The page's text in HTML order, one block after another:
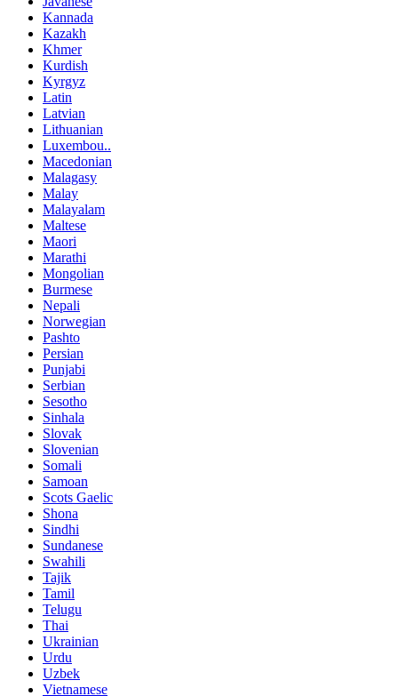
Kannada
Kazakh
Khmer
Kurdish
Kyrgyz
Latin
Latvian
Lithuanian
Luxembou..
Macedonian
Malagasy
Malay
Malayalam
Maltese
Maori
Marathi
Mongolian
Burmese
Nepali
Norwegian
Pashto
Persian
Punjabi
Serbian
Sesotho
Sinhala
Slovak
Slovenian
Somali
Samoan
Scots Gaelic
Shona
Sindhi
Sundanese
Swahili
Tajik
Tamil
Telugu
Thai
Ukrainian
Urdu
Uzbek
Vietnamese